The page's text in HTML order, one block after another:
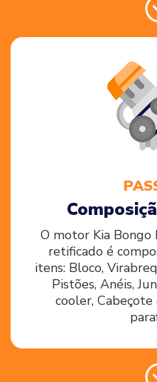
O motor Kia
retificado é
itens: Bloco,
Pistões, Anéis,
cooler,